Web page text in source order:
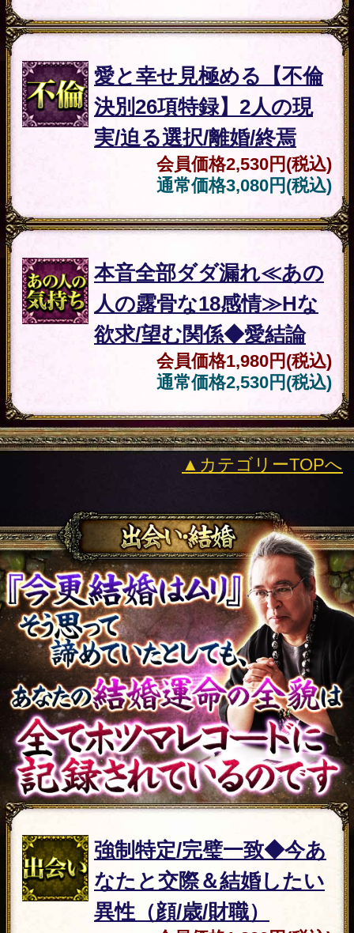
※JavaScriptの設定をオンにしてご
利用ください。
ください。
決済方法について
当コンテンツお支払いには、ク
レジットカード・携帯キャリア決
済・WebMoneyをご利用いただけま
他者による不正利用防止のた
め、クレジットカード情報のほか
号、メールアドレスをご入力いただ
く方式を採用しております。お客様
入力いただいた情報は、ＳＳＬで暗
号化され、送信されます。
特定商取引法に基づく表記
特定商取引法に基づく表記
このサービスのお問い合わせはこち
新着リリースコンテンツ
インスピレーション｜運命好転/悲
2026年8月6月追加
チャクラ占い｜人体覚醒＆強制成
就【運命正し現実変える神霊力】
月香
2026年8月3月追加
1万人絶賛【本音/現実/日付】48星
秘術で具体的中◆細密星読師 ミエ
ル | みのり -MINORI-
2026年7月30月追加
露骨過ぎて地上波ギリギリ/言葉濁
さず核心直撃【愛/人生決断占】桃
萃
2026年7月27月追加
全方位抜かりナシ≪難悩解決≫付
命術
2026年7月23月追加